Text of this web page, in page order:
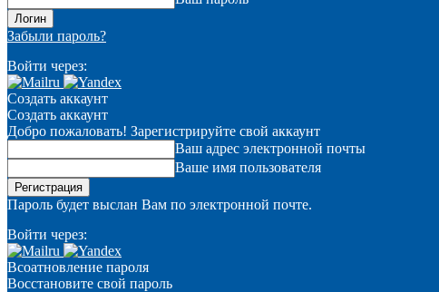
Забыли пароль?
Войти через:
Создать аккаунт
Создать аккаунт
Добро пожаловать! Зарегистрируйте свой аккаунт
Ваш адрес электронной почты
Ваше имя пользователя
Пароль будет выслан Вам по электронной почте.
Войти через:
Всоатновление пароля
Восстановите свой пароль